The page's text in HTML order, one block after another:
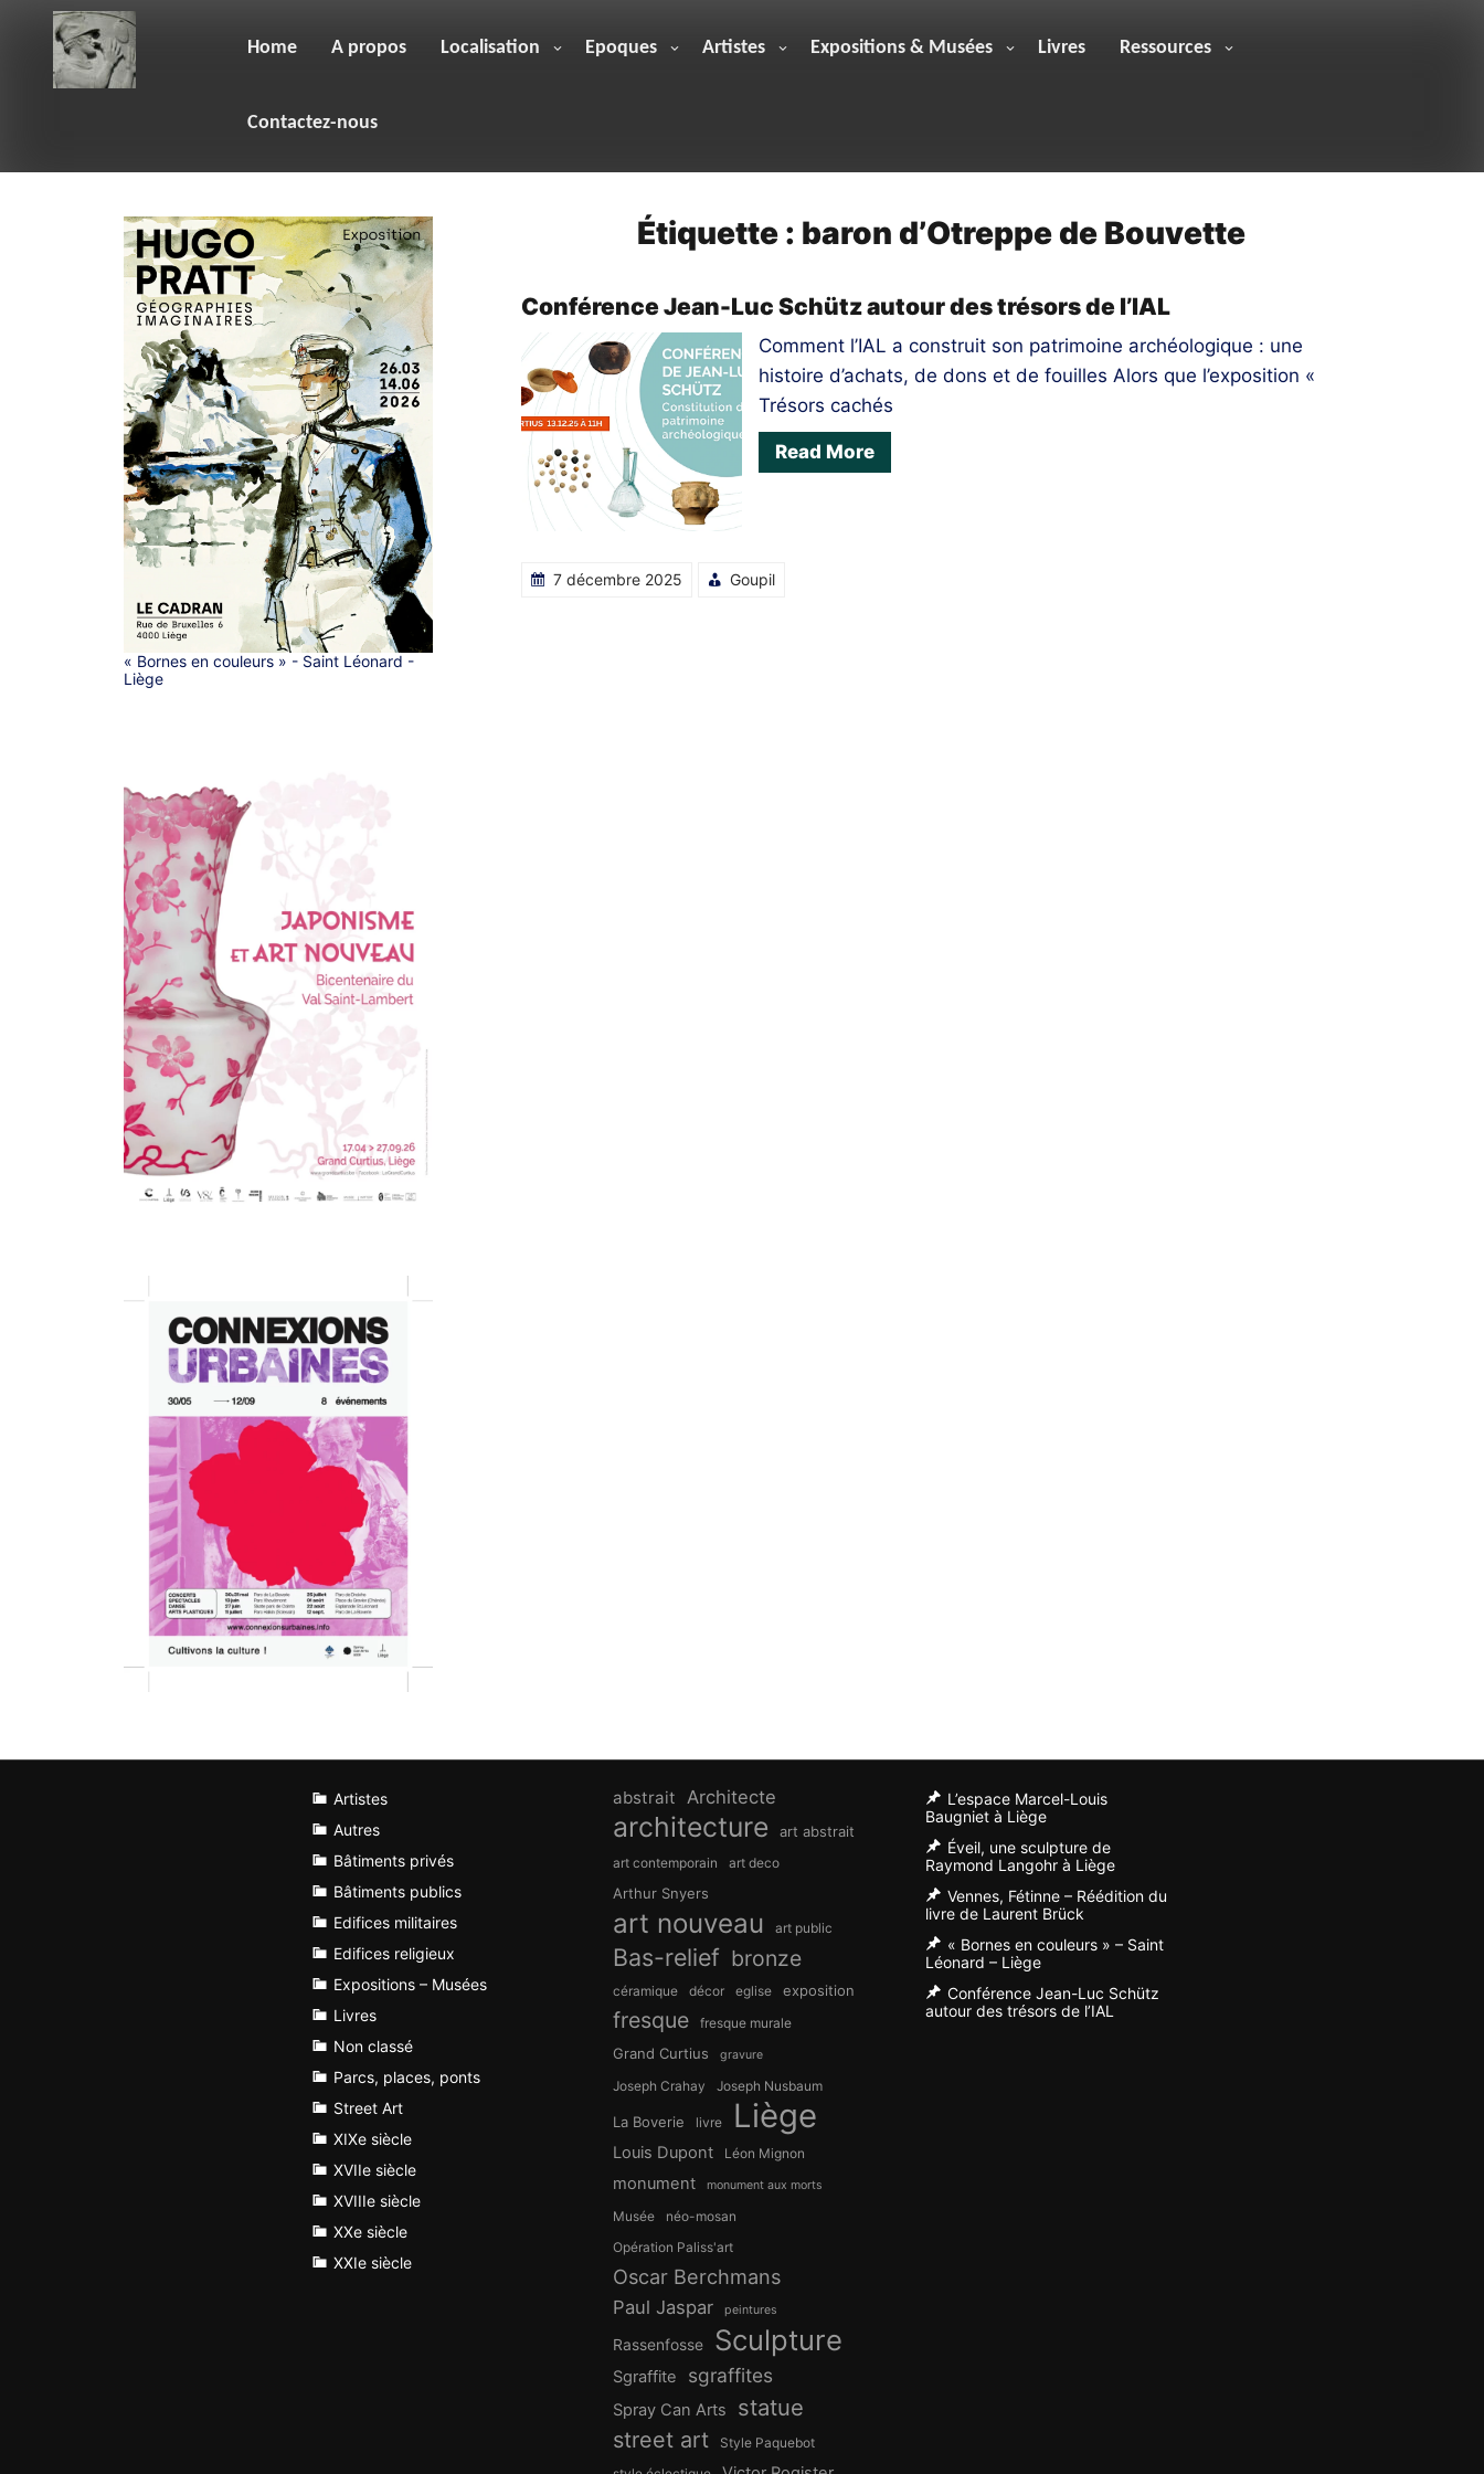
Home A propos Localisation Epoques Artistes Expositions & Musées Livres Ressources
Contactez-nous
Étiquette : baron d’Otreppe de Bouvette
Conférence Jean-Luc Schütz autour des trésors de l’IAL
Comment l’IAL a construit son patrimoine archéologique : une
histoire d’achats, de dons et de fouilles Alors que l’exposition «
Trésors cachés
Read More
7 décembre 2025 Goupil
« Bornes en couleurs » - Saint Léonard -
Liège
Artistes
Autres
Bâtiments privés
Bâtiments publics
Edifices militaires
Edifices religieux
Expositions – Musées
Livres
Non classé
Parcs, places, ponts
Street Art
XIXe siècle
XVIIe siècle
XVIIIe siècle
XXe siècle
XXIe siècle
abstrait Architecte
architecture art abstrait
art contemporain art deco
Arthur Snyers
art nouveau art public
Bas-relief bronze
céramique décor eglise exposition
fresque fresque murale
Grand Curtius gravure
Joseph Crahay Joseph Nusbaum
La Boverie livre Liège
Louis Dupont Léon Mignon
monument monument aux morts
Musée
néo-mosan
Opération Paliss'art
Oscar Berchmans
Paul Jaspar peintures
Rassenfosse Sculpture
Sgraffite sgraffites
Spray Can Arts statue
street art
Style Paquebot
L’espace Marcel-Louis
Baugniet à Liège
Éveil, une sculpture de
Raymond Langohr à Liège
Vennes, Fétinne – Réédition du
livre de Laurent Brück
« Bornes en couleurs » – Saint
Léonard – Liège
Conférence Jean-Luc Schütz
autour des trésors de l’IAL